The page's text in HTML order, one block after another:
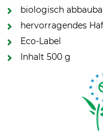
biologisch
hervorragendes
Eco-Label
Inhalt 500 g